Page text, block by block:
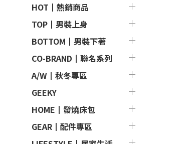
HOT┃熱銷商品
TOP┃男裝上身
BOTTOM┃男裝下著
CO-BRAND┃聯名系列
A/W┃秋冬專區
GEEKY
HOME┃發燒床包
GEAR┃配件專區